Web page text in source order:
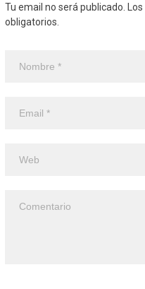
Tu email no será publicado.
obligatorios.